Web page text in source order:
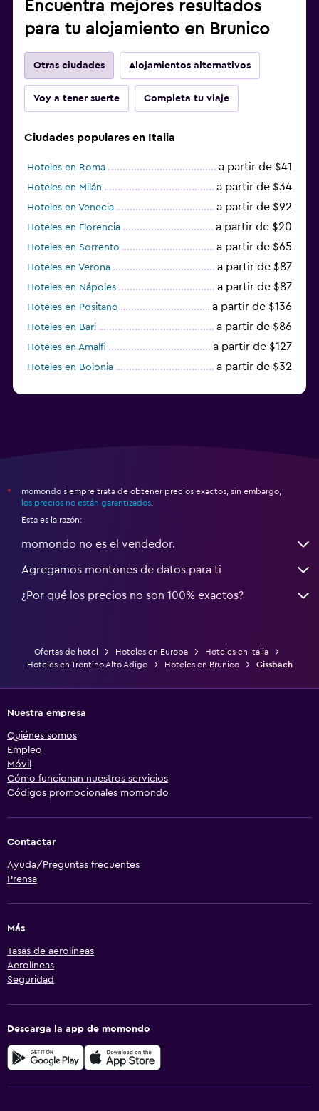
Encuentra mejores resultados
para tu alojamiento en Brunico
Otras ciudades Alojamientos alternativos
Voy a tener suerte Completa tu viaje
Ciudades populares en Italia
Hoteles en Roma a partir de $41
Hoteles en Milán a partir de $34
Hoteles en Venecia a partir de $92
Hoteles en Florencia a partir de $20
Hoteles en Sorrento a partir de $65
Hoteles en Verona a partir de $87
Hoteles en Nápoles a partir de $87
Hoteles en Positano a partir de $136
Hoteles en Bari a partir de $86
Hoteles en Amalfi a partir de $127
Hoteles en Bolonia a partir de $32
*
momondo siempre trata de obtener precios exactos, sin embargo,
los precios no están garantizados
Esta es la razón:
momondo no es el vendedor.
Agregamos montones de datos para ti
¿Por qué los precios no son 100% exactos?
Ofertas de hotel Hoteles en Europa
Hoteles en Italia
Hoteles en Trentino Alto Adige
Hoteles en Brunico Gissbach
Nuestra empresa
Quiénes somos
Empleo
Móvil
Cómo funcionan nuestros servicios
Códigos promocionales momondo
Contactar
Ayuda/Preguntas frecuentes
Prensa
Más
Tasas de aerolíneas
Aerolíneas
Seguridad
Descarga la app de momondo